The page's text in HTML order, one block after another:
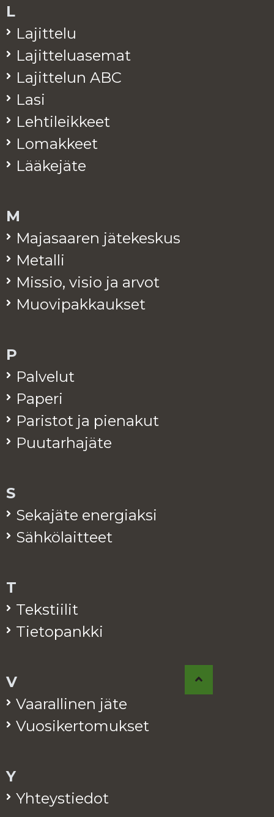
L
La­jit­te­lu
La­jit­te­lua­se­mat
La­jit­te­lun ABC
Lasi
Leh­ti­leik­keet
Lo­mak­keet
Lää­ke­jä­te
M
Ma­ja­saa­ren jä­te­kes­kus
Me­tal­li
Mis­sio, visio ja arvot
Muo­vi­pak­kauk­set
P
Pal­ve­lut
Pa­pe­ri
Pa­ris­tot ja pie­na­kut
Puu­tar­ha­jä­te
S
Se­ka­jä­te ener­giak­si
Säh­kö­lait­teet
T
Teks­tii­lit
Tie­to­pank­ki
V
Vaa­ral­li­nen jäte
Vuo­si­ker­to­muk­set
Y
Yh­teys­tie­dot